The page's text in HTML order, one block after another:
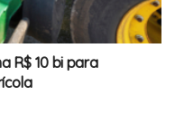
R$ 10 bi para